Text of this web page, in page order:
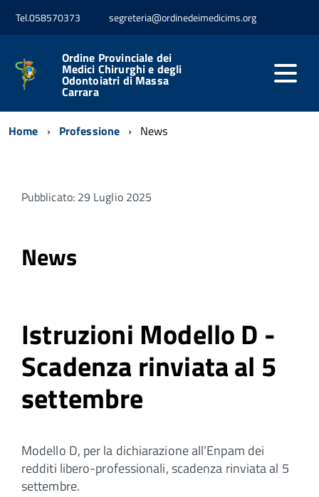
Tel.058570373 segreteria@ordinedeimedicims.org
Ordine Provinciale dei
Medici Chirurghi e degli
Odontoiatri di Massa
Carrara
Home Professione News
Pubblicato: 29 Luglio 2025
News
Istruzioni Modello D -
Scadenza rinviata al 5
settembre
Modello D, per la dichiarazione all’Enpam dei
redditi libero-professionali, scadenza rinviata al 5
settembre.